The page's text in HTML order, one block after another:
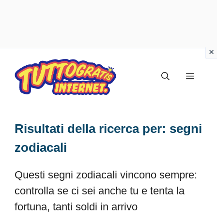
contenuto
Menu
Risultati della ricerca per: segni
zodiacali
Questi segni zodiacali vincono sempre:
controlla se ci sei anche tu e tenta la
fortuna, tanti soldi in arrivo